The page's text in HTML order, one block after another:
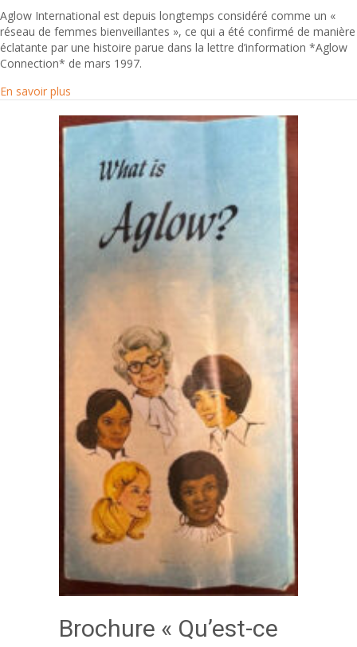
Aglow International est depuis longtemps considéré comme un «
réseau de femmes bienveillantes », ce qui a été confirmé de manière
éclatante par une histoire parue dans la lettre d’information *Aglow
Connection* de mars 1997.
En savoir plus
Brochure « Qu’est-ce